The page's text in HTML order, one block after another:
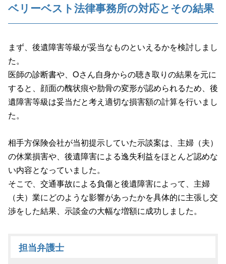
ベリーベスト法律事務所の対応とその結果
まず、後遺障害等級が妥当なものといえるかを検討しまし
た。
医師の診断書や、Oさん自身からの聴き取りの結果を元に
すると、顔面の醜状痕や肋骨の変形が認められるため、後
遺障害等級は妥当だと考え適切な損害額の計算を行いまし
た。
相手方保険会社が当初提示していた示談案は、主婦（夫）
の休業損害や、後遺障害による逸失利益をほとんど認めな
い内容となっていました。
そこで、交通事故による負傷と後遺障害によって、主婦
（夫）業にどのような影響があったかを具体的に主張し交
渉をした結果、示談金の大幅な増額に成功しました。
担当弁護士